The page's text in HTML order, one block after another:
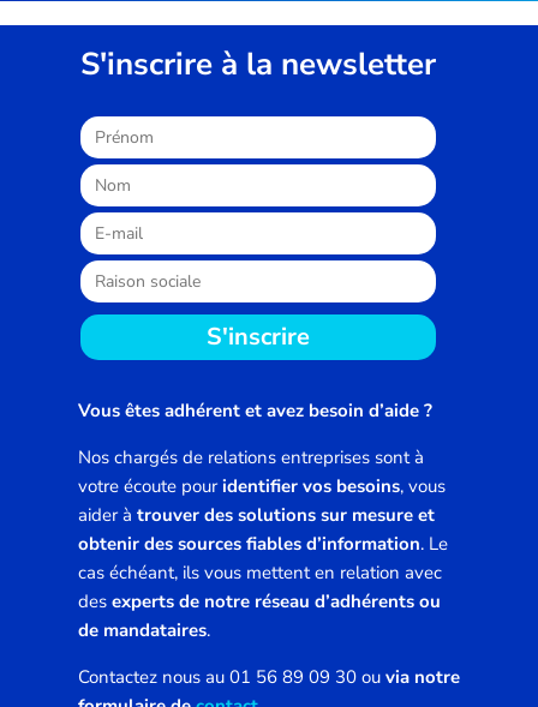
S'inscrire à la newsletter
S'inscrire
Vous êtes adhérent et avez besoin d’aide ?
Nos chargés de relations entreprises sont à
votre écoute pouridentifier vos besoins, vous
aider à trouver des solutions sur mesure et
obtenir des sources fiables d’information. Le
cas échéant, ils vous mettent en relation avec
des experts de notre réseau d’adhérents ou
de mandataires.
Contactez nous au 01 56 89 09 30 ou via notre